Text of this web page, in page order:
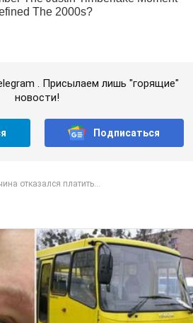
. Присылаем лишь "горящие"
новости!
Подписаться
отказался платить...